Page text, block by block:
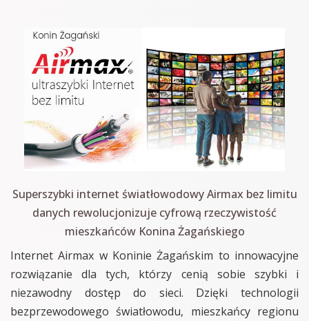
Superszybki internet światłowodowy Airmax bez limitu
danych rewolucjonizuje cyfrową rzeczywistość
mieszkańców Konina Żagańskiego
Internet Airmax w Koninie Żagańskim to innowacyjne
rozwiązanie dla tych, którzy cenią sobie szybki i
niezawodny dostęp do sieci. Dzięki technologii
bezprzewodowego światłowodu, mieszkańcy regionu